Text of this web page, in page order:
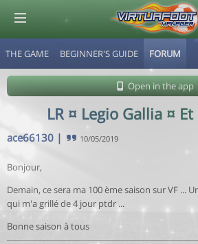
THE GAME BEGINNER'S GUIDE FORUM
Open in the app
LR ¤ Legio Gallia ¤
ace66130 | 10/05/2019
Bonjour,
Demain, ce sera ma 100 ème saison sur VF ...
qui m'a grillé de 4 jour ptdr ...
Bonne saison à tous
© Virtuafoot Manager by Aymeric Le Corre